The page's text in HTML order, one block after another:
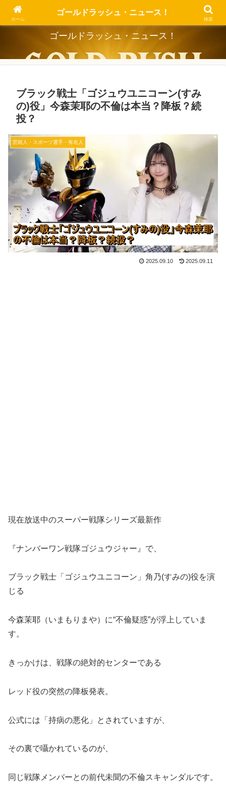
Dig the Trend, Strike the Gold.
ゴールドラッシュ・ニュース！
ブラック戦士「ゴジュウユニコーン(すみ
の)役」今森茉耶の不倫は本当？降板？続
投？
芸能人・スポーツ選手・有名人
2025.09.10 2025.09.11
現在放送中のスーパー戦隊シリーズ最新作
『ナンバーワン戦隊ゴジュウジャー』で、
ブラック戦士「ゴジュウユニコーン」角乃(すみの)役を演
じる
今森茉耶（いまもりまや）に“不倫疑惑”が浮上していま
す。
きっかけは、戦隊の絶対的センターである
レッド役の突然の降板発表。
公式には「持病の悪化」とされていますが、
その裏で囁かれているのが、
同じ戦隊メンバーとの前代未聞の不倫スキャンダルです。
ホーム
ゴールドラッシュ・ニュース！
検索